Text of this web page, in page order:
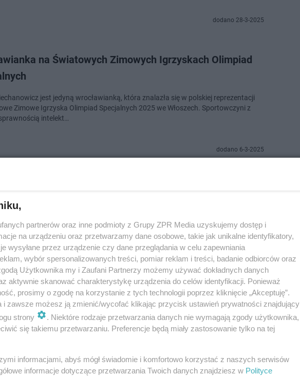
dodano 28-3-2025
na Światowych Zimowych Igrzyskach Olimpiad
jest jedyną wrocławianką, która znalazła się w polskiej reprezentacji
Zimowe Igrzyska Olimpiad Specjalnych 2025 we Włoszech. Sportowczyni z
intelekt…
dodano 6-3-2025
i możemy go zobaczyć na największych kortach tenisowych. Nie wszyscy kibice
że s…
dodano 10-2-2025
Hurkacz pożegnał Rafaela Nadala. Piękne słowa
z Wrocławia
Rafael Nadal, le…
partnerów oraz inne podmioty z Grupy ZPR Media uzyskujemy dostęp i
na urządzeniu oraz przetwarzamy dane osobowe, takie jak unikalne identyfikatory,
wysyłane przez urządzenie czy dane przeglądania w celu zapewniania
wybór spersonalizowanych treści, pomiar reklam i treści, badanie odbiorców oraz
Użytkownika my i Zaufani Partnerzy możemy używać dokładnych danych
aktywnie skanować charakterystykę urządzenia do celów identyfikacji. Ponieważ
prosimy o zgodę na korzystanie z tych technologii poprzez kliknięcie „Akceptuję”.
i zawsze możesz ją zmienić/wycofać klikając przycisk ustawień prywatności znajdujący
strony
. Niektóre rodzaje przetwarzania danych nie wymagają zgody użytkownika,
się takiemu przetwarzaniu. Preferencje będą miały zastosowanie tylko na tej
informacjami, abyś mógł świadomie i komfortowo korzystać z naszych serwisów
informacje dotyczące przetwarzania Twoich danych znajdziesz w Polityce